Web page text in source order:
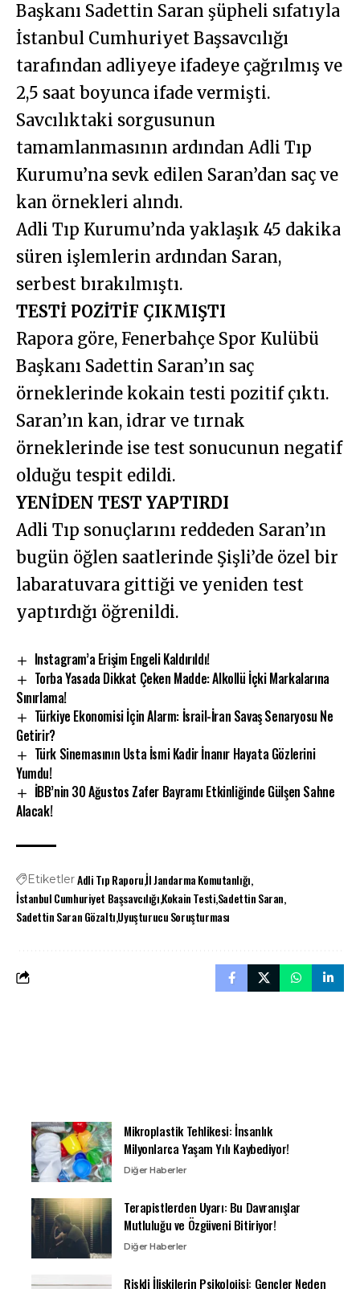
Başkanı Sadettin Saran şüpheli sıfatıyla
İstanbul Cumhuriyet Başsavcılığı
tarafından adliyeye ifadeye çağrılmış ve
2,5 saat boyunca ifade vermişti.
Savcılıktaki sorgusunun
tamamlanmasının ardından Adli Tıp
Kurumu’na sevk edilen Saran’dan saç ve
kan örnekleri alındı.
Adli Tıp Kurumu’nda yaklaşık 45 dakika
süren işlemlerin ardından Saran,
serbest bırakılmıştı.
TESTİ POZİTİF ÇIKMIŞTI
Rapora göre, Fenerbahçe Spor Kulübü
Başkanı Sadettin Saran’ın saç
örneklerinde kokain testi pozitif çıktı.
Saran’ın kan, idrar ve tırnak
örneklerinde ise test sonucunun negatif
olduğu tespit edildi.
YENİDEN TEST YAPTIRDI
Adli Tıp sonuçlarını reddeden Saran’ın
bugün öğlen saatlerinde Şişli’de özel bir
labaratuvara gittiği ve yeniden test
yaptırdığı öğrenildi.
Instagram’a Erişim Engeli Kaldırıldı!
Torba Yasada Dikkat Çeken Madde: Alkollü İçki Markalarına
Sınırlama!
Türkiye Ekonomisi İçin Alarm: İsrail-İran Savaş Senaryosu Ne
Getirir?
Türk Sinemasının Usta İsmi Kadir İnanır Hayata Gözlerini
Yumdu!
İBB’nin 30 Ağustos Zafer Bayramı Etkinliğinde Gülşen Sahne
Alacak!
EtiketlerAdli Tıp Raporuİl Jandarma Komutanlığı
İstanbul Cumhuriyet BaşsavcılığıKokain TestiSadettin Saran
Sadettin Saran GözaltıUyuşturucu Soruşturması
Mikroplastik Tehlikesi: İnsanlık
Milyonlarca Yaşam Yılı Kaybediyor!
Diğer Haberler
Terapistlerden Uyarı: Bu Davranışlar
Mutluluğu ve Özgüveni Bitiriyor!
Diğer Haberler
Riskli İlişkilerin Psikolojisi: Gençler Neden